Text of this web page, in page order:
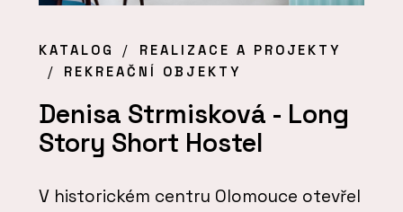
KATALOG
REALIZACE A PROJEKTY
REKREAČNÍ OBJEKTY
Denisa Strmisková - Long
Story Short Hostel
V historickém centru Olomouce otevřel